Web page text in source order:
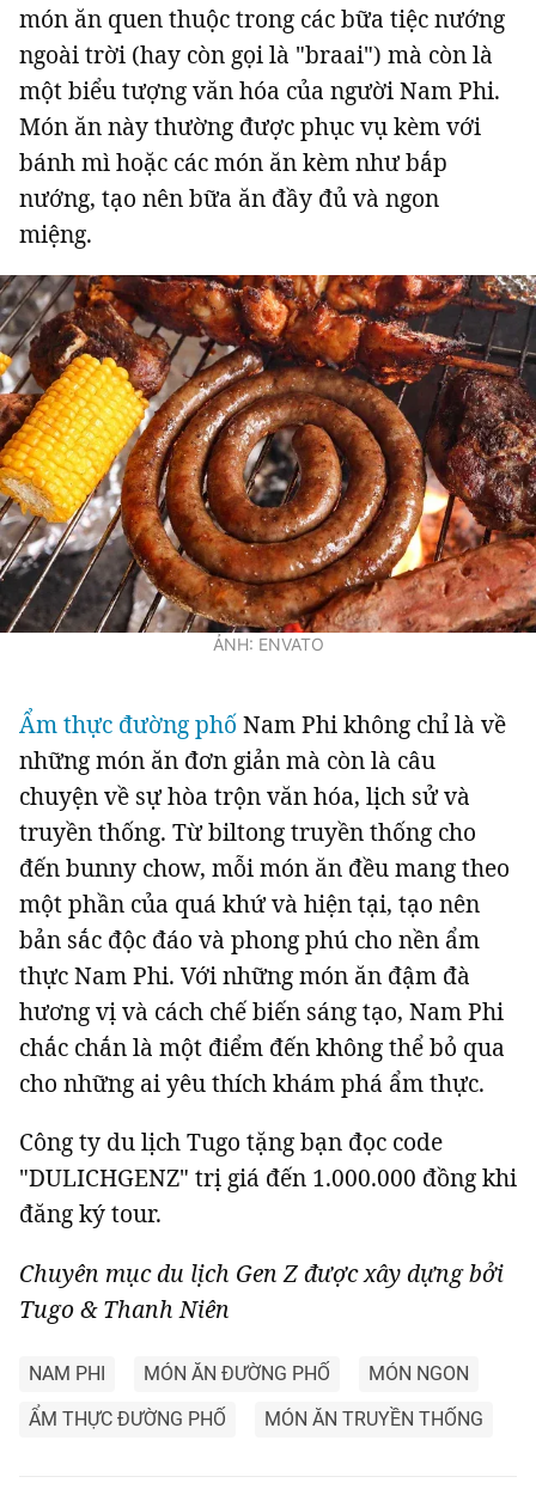
món ăn quen thuộc trong các bữa tiệc nướng
ngoài trời (hay còn gọi là "braai") mà còn là
một biểu tượng văn hóa của người Nam Phi.
Món ăn này thường được phục vụ kèm với
bánh mì hoặc các món ăn kèm như bắp
nướng, tạo nên bữa ăn đầy đủ và ngon
miệng.
ẢNH: ENVATO
Ẩm thực đường phốNam Phi không chỉ là về
những món ăn đơn giản mà còn là câu
chuyện về sự hòa trộn văn hóa, lịch sử và
truyền thống. Từ biltong truyền thống cho
đến bunny chow, mỗi món ăn đều mang theo
một phần của quá khứ và hiện tại, tạo nên
bản sắc độc đáo và phong phú cho nền ẩm
thực Nam Phi. Với những món ăn đậm đà
hương vị và cách chế biến sáng tạo, Nam Phi
chắc chắn là một điểm đến không thể bỏ qua
cho những ai yêu thích khám phá ẩm thực.
Công ty du lịch Tugo tặng bạn đọc code
"DULICHGENZ" trị giá đến 1.000.000 đồngkhi
đăng ký tour.
Chuyên mục du lịch Gen Z được xây dựng bởi
Tugo & Thanh Niên
NAM PHI MÓN ĂN ĐƯỜNG PHỐ
MÓN NGON
ẨM THỰC ĐƯỜNG PHỐ
MÓN ĂN TRUYỀN THỐNG